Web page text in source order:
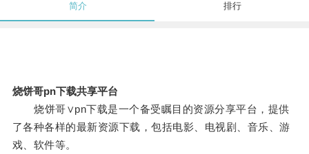
简介 排行
烧饼哥pn下载共享平台
烧饼哥∨pn下载是一个备受瞩目的资源分享平台，提供
了各种各样的最新资源下载，包括电影、电视剧、音乐、游
戏、软件等。